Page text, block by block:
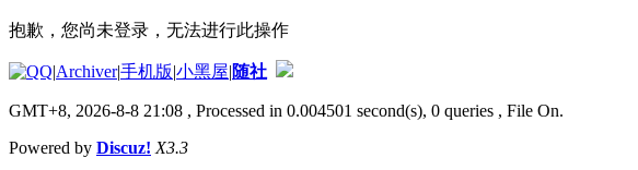
抱歉，您尚未登录，无法进行此操作
|Archiver|手机版|小黑屋|随社
GMT+8, 2026-8-8 21:08 , Processed in 0.004501 second(s), 0 queries , File On.
Powered by Discuz! X3.3